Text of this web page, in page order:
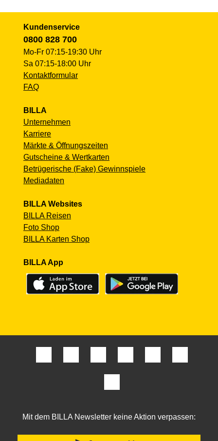
Kundenservice
0800 828 700
Mo-Fr 07:15-19:30 Uhr
Sa 07:15-18:00 Uhr
Kontaktformular
FAQ
BILLA
Unternehmen
Karriere
Märkte & Öffnungszeiten
Gutscheine & Wertkarten
Betrügerische (Fake) Gewinnspiele
Mediadaten
BILLA Websites
BILLA Reisen
Foto Shop
BILLA Karten Shop
BILLA App
Mit dem BILLA Newsletter keine Aktion verpassen: